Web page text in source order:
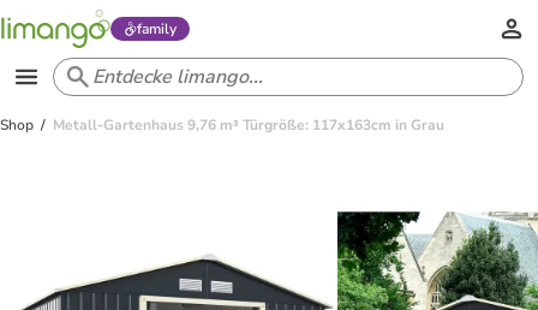
family
Shop Metall-Gartenhaus 9,76 m³ Türgröße: 117x163cm in Grau